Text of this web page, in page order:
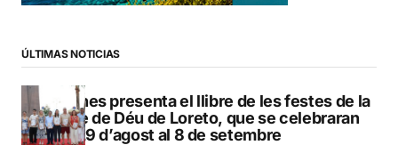
ÚLTIMAS NOTICIAS
Duanes presenta el llibre de les festes de la
Mare de Déu de Loreto, que se celebraran
del 29 d’agost al 8 de setembre